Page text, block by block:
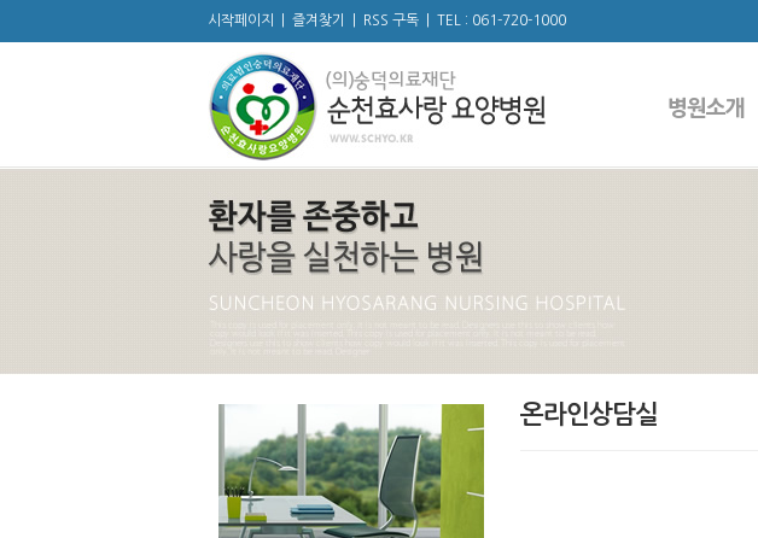
시작페이지 즐겨찾기 RSS 구독 TEL : 061-720-1000
병원소개
온라인상담실